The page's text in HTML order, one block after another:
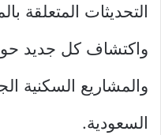
التحديثات المتعلقة
واكتشاف كل جديد حول
والمشاريع السكنية
السعودية.